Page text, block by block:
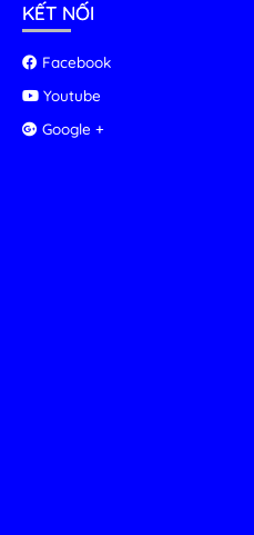
KẾT NỐI
Facebook
Youtube
Google +